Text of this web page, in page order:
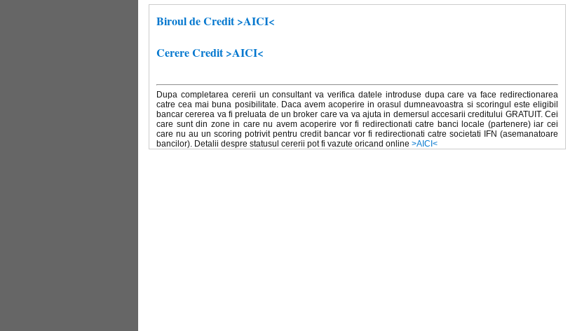
Biroul de Credit >AICI<
Cerere Credit >AICI<
Dupa completarea cererii un consultant va verifica datele introduse dupa care va face redirectionarea
catre cea mai buna posibilitate. Daca avem acoperire in orasul dumneavoastra si scoringul este eligibil
bancar cererea va fi preluata de un broker care va va ajuta in demersul accesarii creditului GRATUIT. Cei
care sunt din zone in care nu avem acoperire vor fi redirectionati catre banci locale (partenere) iar cei
care nu au un scoring potrivit pentru credit bancar vor fi redirectionati catre societati IFN (asemanatoare
bancilor). Detalii despre statusul cererii pot fi vazute oricand online >AICI<